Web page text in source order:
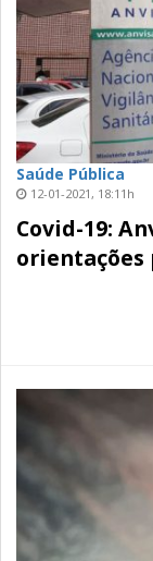
Saúde Pública
12-01-2021, 18:11h
Covid-19:
orientações